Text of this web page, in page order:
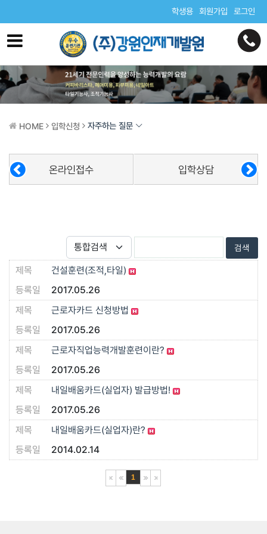
학생용 회원가입 로그인
HOME 입학신청 자주하는 질문
온라인접수 입학상담
건설훈련(조적,타일)
2017.05.26
근로자카드 신청방법
2017.05.26
근로자직업능력개발훈련이란?
2017.05.26
내일배움카드(실업자) 발급방법!
2017.05.26
내일배움카드(실업자)란?
2014.02.14
1